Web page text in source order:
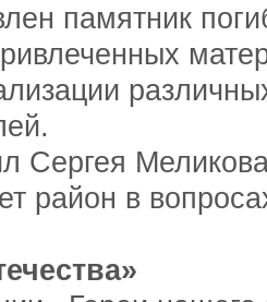
памятник
Сергея
район в